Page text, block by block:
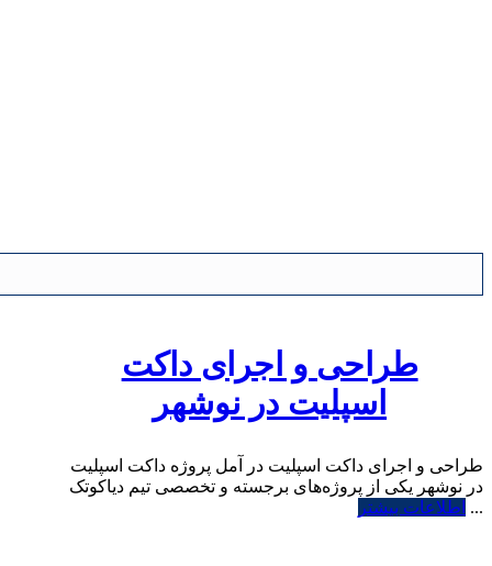
طراحی و اجرای داکت
اسپلیت در نوشهر
طراحی و اجرای داکت اسپلیت در آمل پروژه داکت اسپلیت
در نوشهر یکی از پروژه‌های برجسته و تخصصی تیم دیاکوتک
... اطلاعات بیشتر